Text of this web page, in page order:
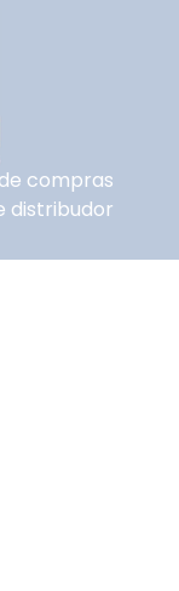
compras
distribudor